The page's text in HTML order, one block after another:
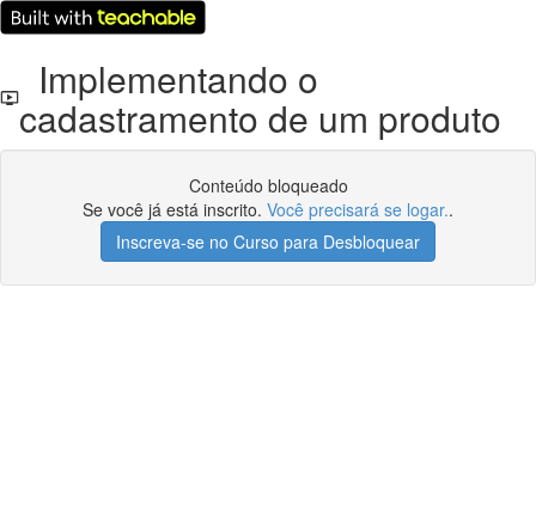
Implementando o
cadastramento de um produto
Conteúdo bloqueado
Se você já está inscrito. Você precisará se logar..
Inscreva-se no Curso para Desbloquear